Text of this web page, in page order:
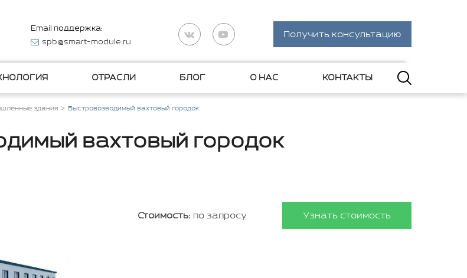
Email поддержка:
spb@smart-module.ru
Получить консультацию
ОТРАСЛИ БЛОГ О НАС КОНТАКТЫ
здания Быстровозводимый вахтовый городок
вахтовый городок
Стоимость: по запросу Узнать стоимость